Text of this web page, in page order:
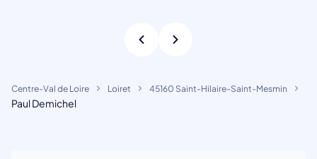
Centre-Val de Loire Loiret 45160 Saint-Hilaire-Saint-Mesmin
Paul Demichel